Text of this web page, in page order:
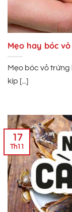
Mẹo hay bóc
Mẹo bóc vỏ
kíp [...]
17
Th11